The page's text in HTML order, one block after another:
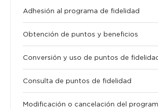
Adhesión al programa de fidelidad
Obtención de puntos y beneficios
Conversión y uso de puntos de
Consulta de puntos de fidelidad
Modificación o cancelación del